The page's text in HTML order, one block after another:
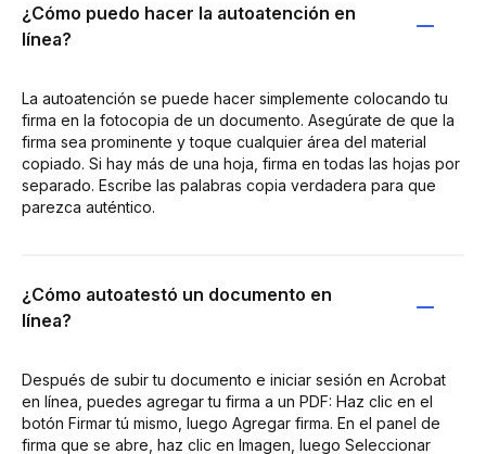
¿Cómo puedo hacer la autoatención en
línea?
La autoatención se puede hacer simplemente colocando tu
firma en la fotocopia de un documento. Asegúrate de que la
firma sea prominente y toque cualquier área del material
copiado. Si hay más de una hoja, firma en todas las hojas por
separado. Escribe las palabras copia verdadera para que
parezca auténtico.
¿Cómo autoatestó un documento en
línea?
Después de subir tu documento e iniciar sesión en Acrobat
en línea, puedes agregar tu firma a un PDF: Haz clic en el
botón Firmar tú mismo, luego Agregar firma. En el panel de
firma que se abre, haz clic en Imagen, luego Seleccionar